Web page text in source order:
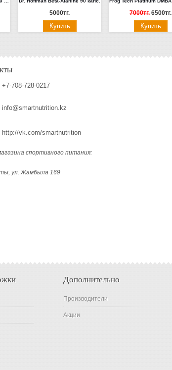
5000тг. 7000тг. 6500тг.
+7-708-728-0217
info@smartnutrition.kz
http://vk.com/smartnutrition
спортивного питания:
ул. Жамбыла 169
Дополнительно
Производители
Акции